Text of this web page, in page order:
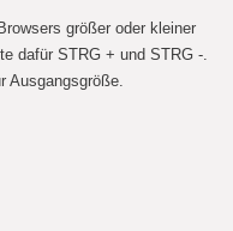
größer oder kleiner
dafür STRG + und STRG -.
Ausgangsgröße.